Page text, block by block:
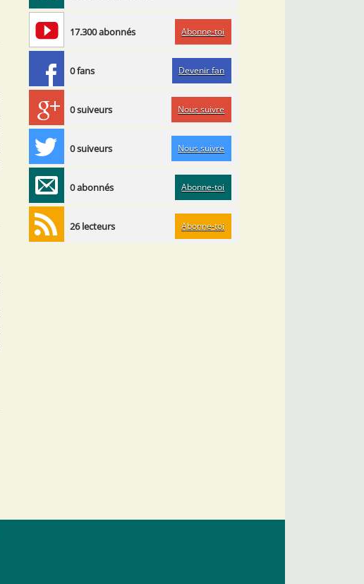
17.300 abonnés Abonne-toi
0 fans Devenir fan
0 suiveurs Nous suivre
0 suiveurs Nous suivre
0 abonnés Abonne-toi
26 lecteurs Abonne-toi